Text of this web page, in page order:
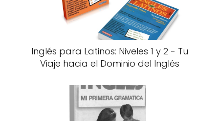
Inglés para Latinos: Niveles 1 y 2 - Tu
Viaje hacia el Dominio del Inglés